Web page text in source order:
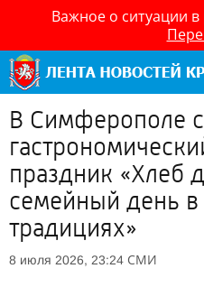
Важное о ситуации
В Симферополе
праздник «Хлеб
семейный день в
традициях»
8 июля 2026, 23:24 СМИ